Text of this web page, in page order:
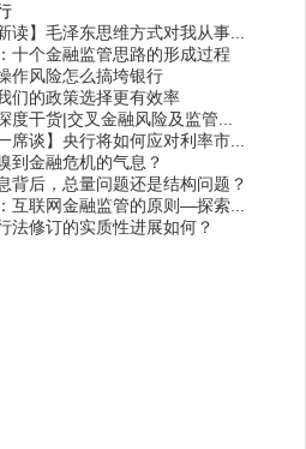
读】毛泽东思维方式对我从事...
十个金融监管思路的形成过程
作风险怎么搞垮银行
们的政策选择更有效率
度干货|交叉金融风险及监管...
席谈】央行将如何应对利率市...
到金融危机的气息？
背后，总量问题还是结构问题？
互联网金融监管的原则—探索...
法修订的实质性进展如何？